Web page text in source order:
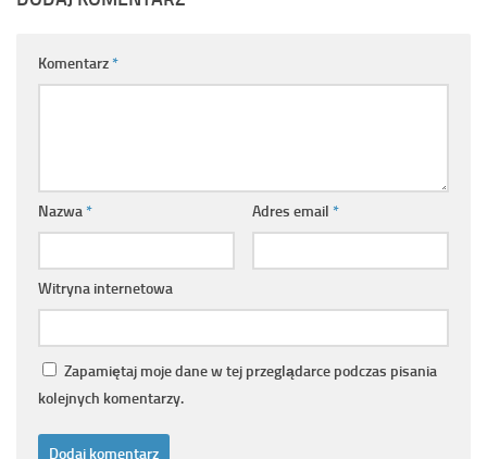
Komentarz*
Nazwa* Adres email *
Witryna internetowa
Zapamiętaj moje dane w tej przeglądarce podczas pisania
kolejnych komentarzy.